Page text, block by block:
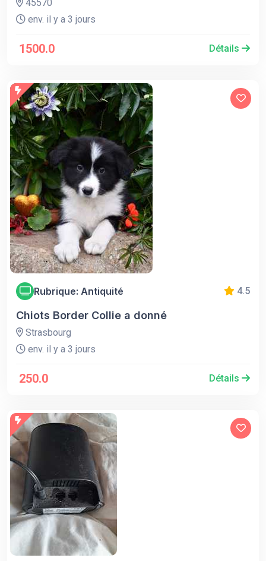
45570
env. il y a 3 jours
1500.0 Détails
Rubrique: Antiquité 4.5
Chiots Border Collie a donné
Strasbourg
env. il y a 3 jours
250.0 Détails